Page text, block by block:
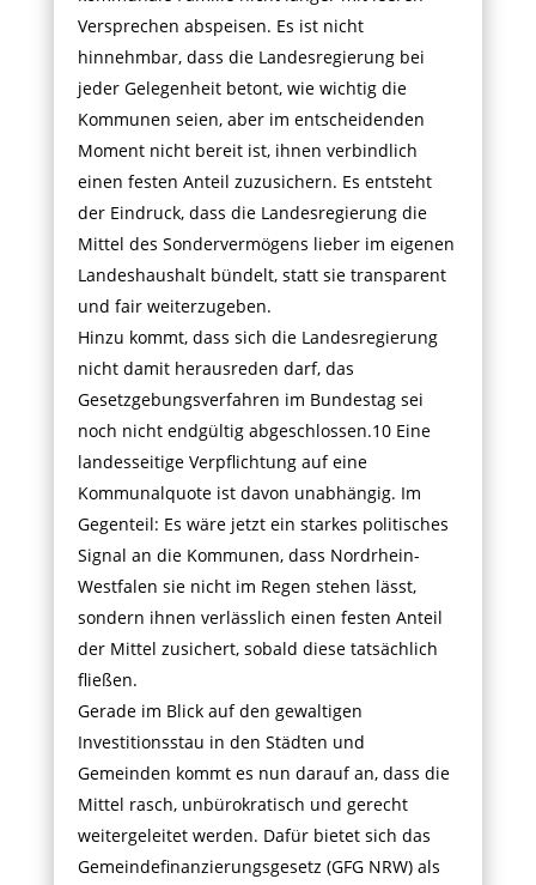
Versprechen abspeisen. Es ist nicht
hinnehmbar, dass die Landesregierung bei
jeder Gelegenheit betont, wie wichtig die
Kommunen seien, aber im entscheidenden
Moment nicht bereit ist, ihnen verbindlich
einen festen Anteil zuzusichern. Es entsteht
der Eindruck, dass die Landesregierung die
Mittel des Sondervermögens lieber im eigenen
Landeshaushalt bündelt, statt sie transparent
und fair weiterzugeben.
Hinzu kommt, dass sich die Landesregierung
nicht damit herausreden darf, das
Gesetzgebungsverfahren im Bundestag sei
noch nicht endgültig abgeschlossen.10 Eine
landesseitige Verpflichtung auf eine
Kommunalquote ist davon unabhängig. Im
Gegenteil: Es wäre jetzt ein starkes politisches
Signal an die Kommunen, dass Nordrhein-
Westfalen sie nicht im Regen stehen lässt,
sondern ihnen verlässlich einen festen Anteil
der Mittel zusichert, sobald diese tatsächlich
fließen.
Gerade im Blick auf den gewaltigen
Investitionsstau in den Städten und
Gemeinden kommt es nun darauf an, dass die
Mittel rasch, unbürokratisch und gerecht
weitergeleitet werden. Dafür bietet sich das
Gemeindefinanzierungsgesetz (GFG NRW) als